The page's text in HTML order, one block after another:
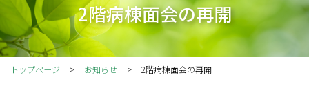
2階病棟面会の再開
トップページ お知らせ 2階病棟面会の再開